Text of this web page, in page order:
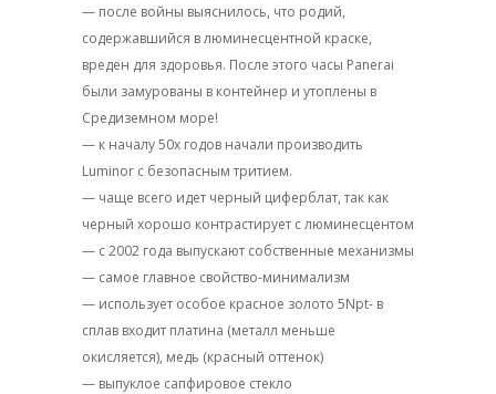
— после войны выяснилось, что родий,
содержавшийся в люминесцентной краске,
вреден для здоровья. После этого часы Panerai
были замурованы в контейнер и утоплены в
Средиземном море!
— к началу 50х годов начали производить
Luminor с безопасным тритием.
— чаще всего идет черный циферблат, так как
черный хорошо контрастирует с люминесцентом
— с 2002 года выпускают собственные механизмы
— самое главное свойство-минимализм
— использует особое красное золото 5Npt- в
сплав входит платина (металл меньше
окисляется), медь (красный оттенок)
— выпуклое сапфировое стекло